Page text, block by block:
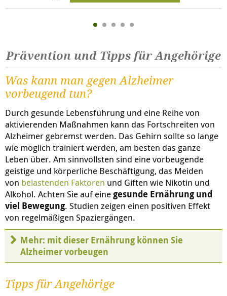
Prävention und Tipps für Angehörige
Was kann man gegen Alzheimer
vorbeugend tun?
Durch gesunde Lebensführung und eine Reihe von
aktivierenden Maßnahmen kann das Fortschreiten von
Alzheimer gebremst werden. Das Gehirn sollte so lange
wie möglich trainiert werden, am besten das ganze
Leben über. Am sinnvollsten sind eine vorbeugende
geistige und körperliche Beschäftigung, das Meiden
von belastenden Faktoren und Giften wie Nikotin und
Alkohol. Achten Sie auf einegesunde Ernährung und
viel Bewegung. Studien zeigen einen positiven Effekt
von regelmäßigen Spaziergängen.
Mehr: mit dieser Ernährung können Sie
Alzheimer vorbeugen
Tipps für Angehörige